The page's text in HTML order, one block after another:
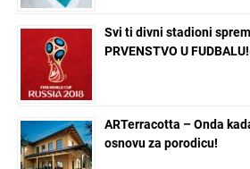
Svi ti divni stadioni
PRVENSTVO U
ARTerracotta – Onda
osnovu za porodicu!